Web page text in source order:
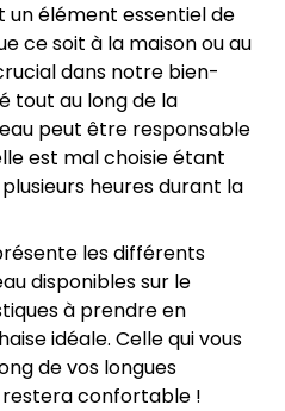
un élément essentiel de
ce soit à la maison ou au
dans notre bien-
tout au long de la
peut être responsable
est mal choisie étant
heures durant la
les différents
disponibles sur le
à prendre en
idéale. Celle qui vous
de vos longues
confortable !